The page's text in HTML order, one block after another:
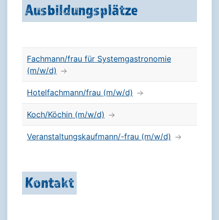
Ausbildungsplätze
Fachmann/frau für Systemgastronomie
(m/w/d)
Hotelfachmann/frau (m/w/d)
Koch/Köchin (m/w/d)
Veranstaltungskaufmann/-frau (m/w/d)
Kontakt